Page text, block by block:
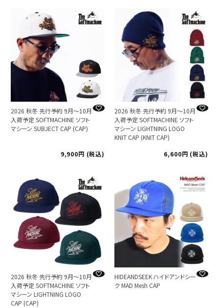
2026 秋冬 先行予約 9月～10月
入荷予定 SOFTMACHINE ソフト
マシーン SUBJECT CAP (CAP)
9,900 税込
2026 秋冬 先行予約 9月～10月
入荷予定 SOFTMACHINE ソフト
マシーン LIGHTNING LOGO
KNIT CAP (KNIT CAP)
6,600
税込
2026 秋冬 先行予約 9月～10月
入荷予定 SOFTMACHINE ソフト
マシーン LIGHTNING LOGO
CAP (CAP)
HIDEANDSEEK ハイドアンドシー
ク MAD Mesh CAP